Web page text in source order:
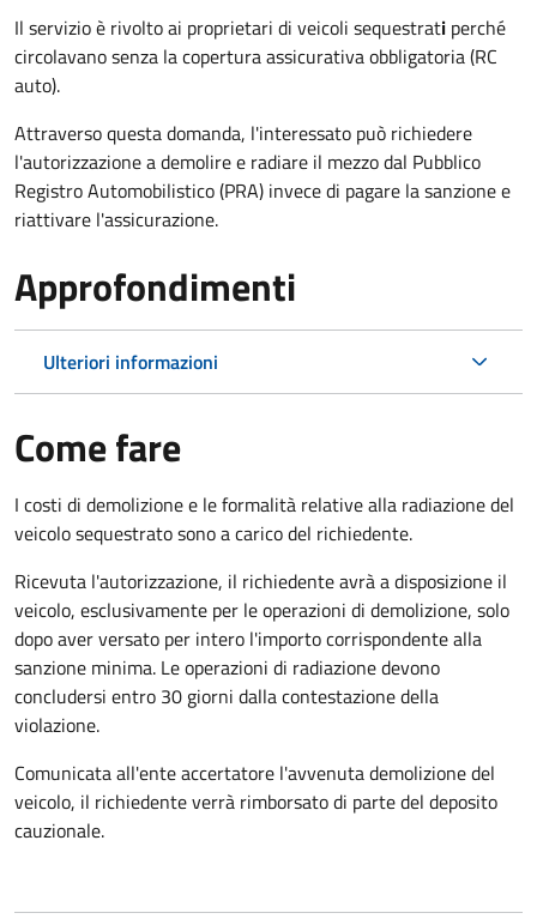
Il servizio è rivolto ai proprietari di veicoli sequestrati perché
circolavano senza la copertura assicurativa obbligatoria (RC
auto).
Attraverso questa domanda, l'interessato può richiedere
l'autorizzazione a demolire e radiare il mezzo dal Pubblico
Registro Automobilistico (PRA) invece di pagare la sanzione e
riattivare l'assicurazione.
Approfondimenti
Ulteriori informazioni
Come fare
I costi di demolizione e le formalità relative alla radiazione del
veicolo sequestrato sono a carico del richiedente.
Ricevuta l'autorizzazione, il richiedente avrà a disposizione il
veicolo, esclusivamente per le operazioni di demolizione, solo
dopo aver versato per intero l'importo corrispondente alla
sanzione minima. Le operazioni di radiazione devono
concludersi entro 30 giorni dalla contestazione della
violazione.
Comunicata all'ente accertatore l'avvenuta demolizione del
veicolo, il richiedente verrà rimborsato di parte del deposito
cauzionale.